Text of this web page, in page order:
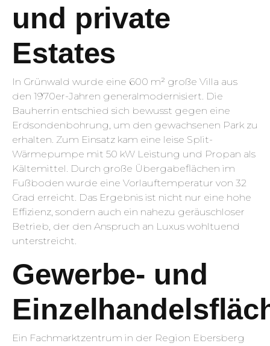
und private
Estates
In Grünwald wurde eine 600 m² große Villa aus
den 1970er-Jahren generalmodernisiert. Die
Bauherrin entschied sich bewusst gegen eine
Erdsondenbohrung, um den gewachsenen Park zu
erhalten. Zum Einsatz kam eine leise Split-
Wärmepumpe mit 50 kW Leistung und Propan als
Kältemittel. Durch große Übergabeflächen im
Fußboden wurde eine Vorlauftemperatur von 32
Grad erreicht. Das Ergebnis ist nicht nur eine hohe
Effizienz, sondern auch ein nahezu geräuschloser
Betrieb, der den Anspruch an Luxus wohltuend
unterstreicht.
Gewerbe- und
Ein Fachmarktzentrum in der Region Ebersberg